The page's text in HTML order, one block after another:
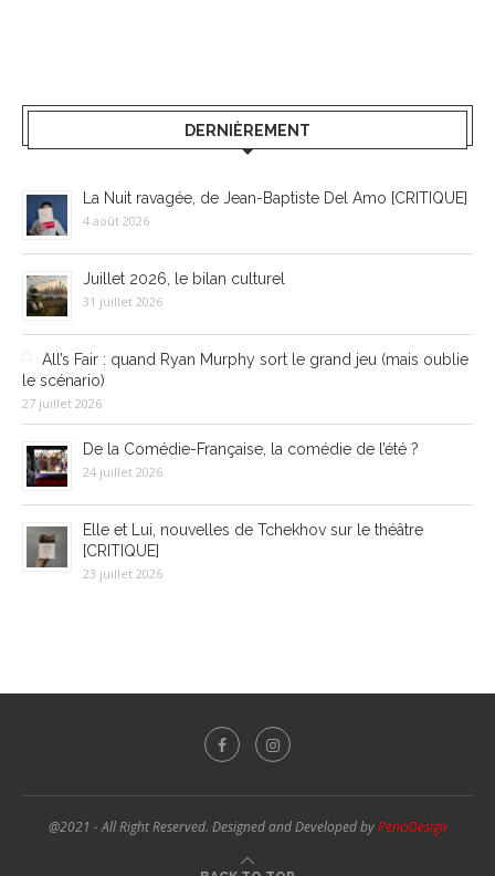
DERNIÈREMENT
La Nuit ravagée, de Jean-Baptiste Del Amo [CRITIQUE]
4 août 2026
Juillet 2026, le bilan culturel
31 juillet 2026
All’s Fair : quand Ryan Murphy sort le grand jeu (mais oublie
le scénario)
27 juillet 2026
De la Comédie-Française, la comédie de l’été ?
24 juillet 2026
Elle et Lui, nouvelles de Tchekhov sur le théâtre
[CRITIQUE]
23 juillet 2026
@2021 - All Right Reserved. Designed and Developed byPenciDesign